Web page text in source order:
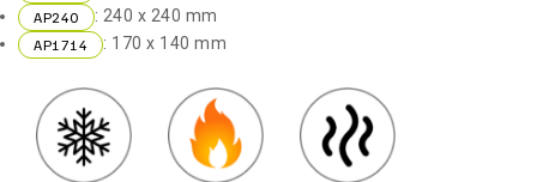
AP240 : 240 x 240 mm
AP1714 : 170 x 140 mm